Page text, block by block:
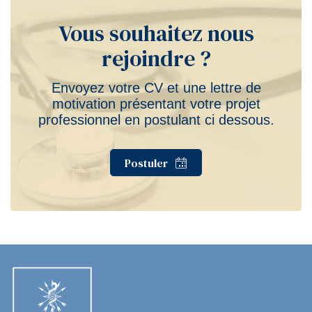
Vous souhaitez nous
rejoindre ?
Envoyez votre CV et une lettre de
motivation présentant votre projet
professionnel en postulant ci dessous.
Postuler